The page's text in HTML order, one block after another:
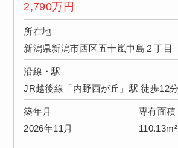
2,790万円
所在地
新潟県新潟市西区五十嵐中島２丁目
沿線・駅
JR越後線「内野西が丘」駅 徒歩12分
築年月
2026年11月
専有面積
110.13m²